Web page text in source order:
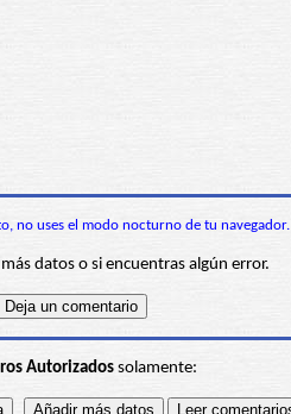
no uses el modo nocturno de tu navegador.
datos o si encuentras algún error.
Autorizadossolamente: